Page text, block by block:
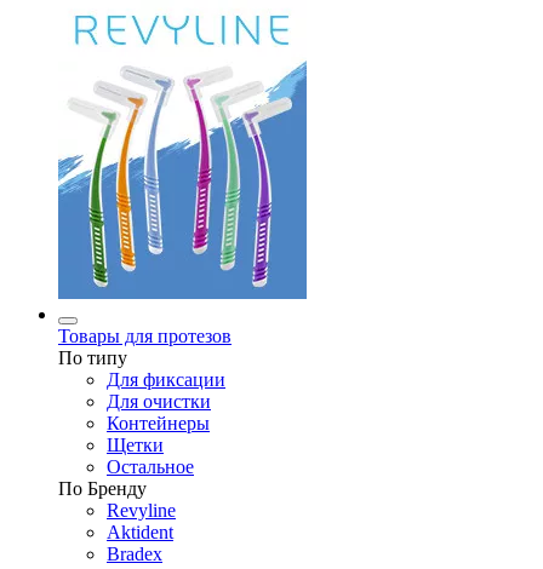
Товары для протезов
По типу
Для фиксации
Для очистки
Контейнеры
Щетки
Остальное
По Бренду
Revyline
Aktident
Bradex